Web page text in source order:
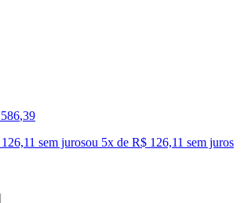
586,39
sem jurosou 5x de R$ 126,11 sem juros